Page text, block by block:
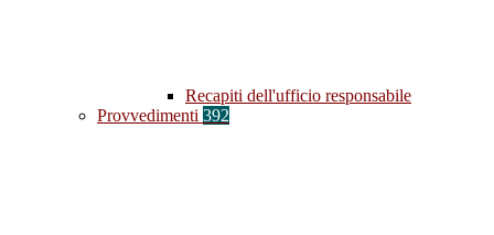
Recapiti dell'ufficio responsabile
Provvedimenti 392